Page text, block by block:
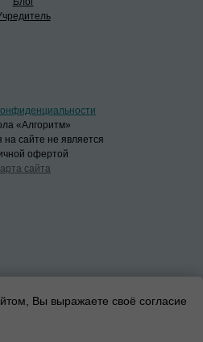
Вы выражаете своё согласие
«Алгоритм»
сайте не является
офертой
сайта